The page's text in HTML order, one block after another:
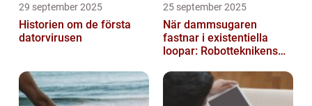
29 september 2025
Historien om de första
datorvirusen
25 september 2025
När dammsugaren
fastnar i existentiella
loopar: Robotteknikens